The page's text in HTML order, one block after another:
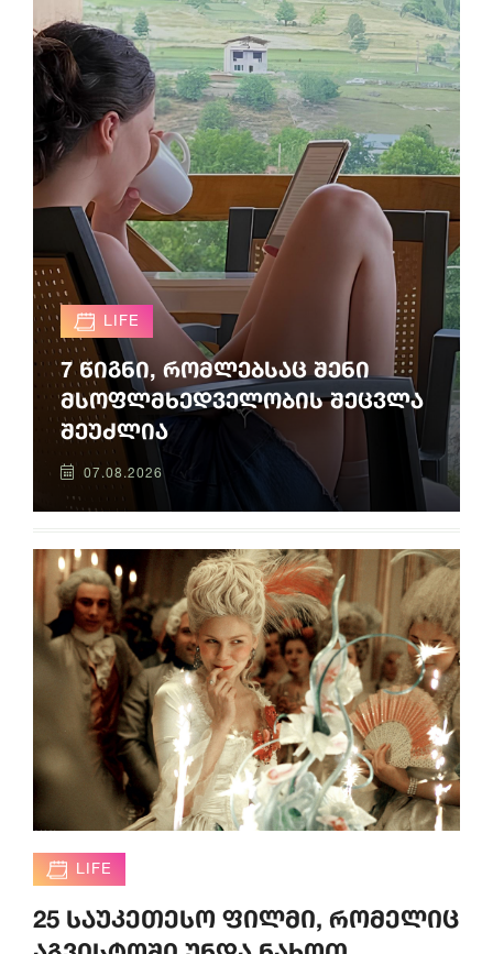
LIFE
7 წიგნი, რომლებსაც შენი
მსოფლმხედველობის შეცვლა
შეუძლია
07.08.2026
LIFE
25 საუკეთესო ფილმი, რომელიც